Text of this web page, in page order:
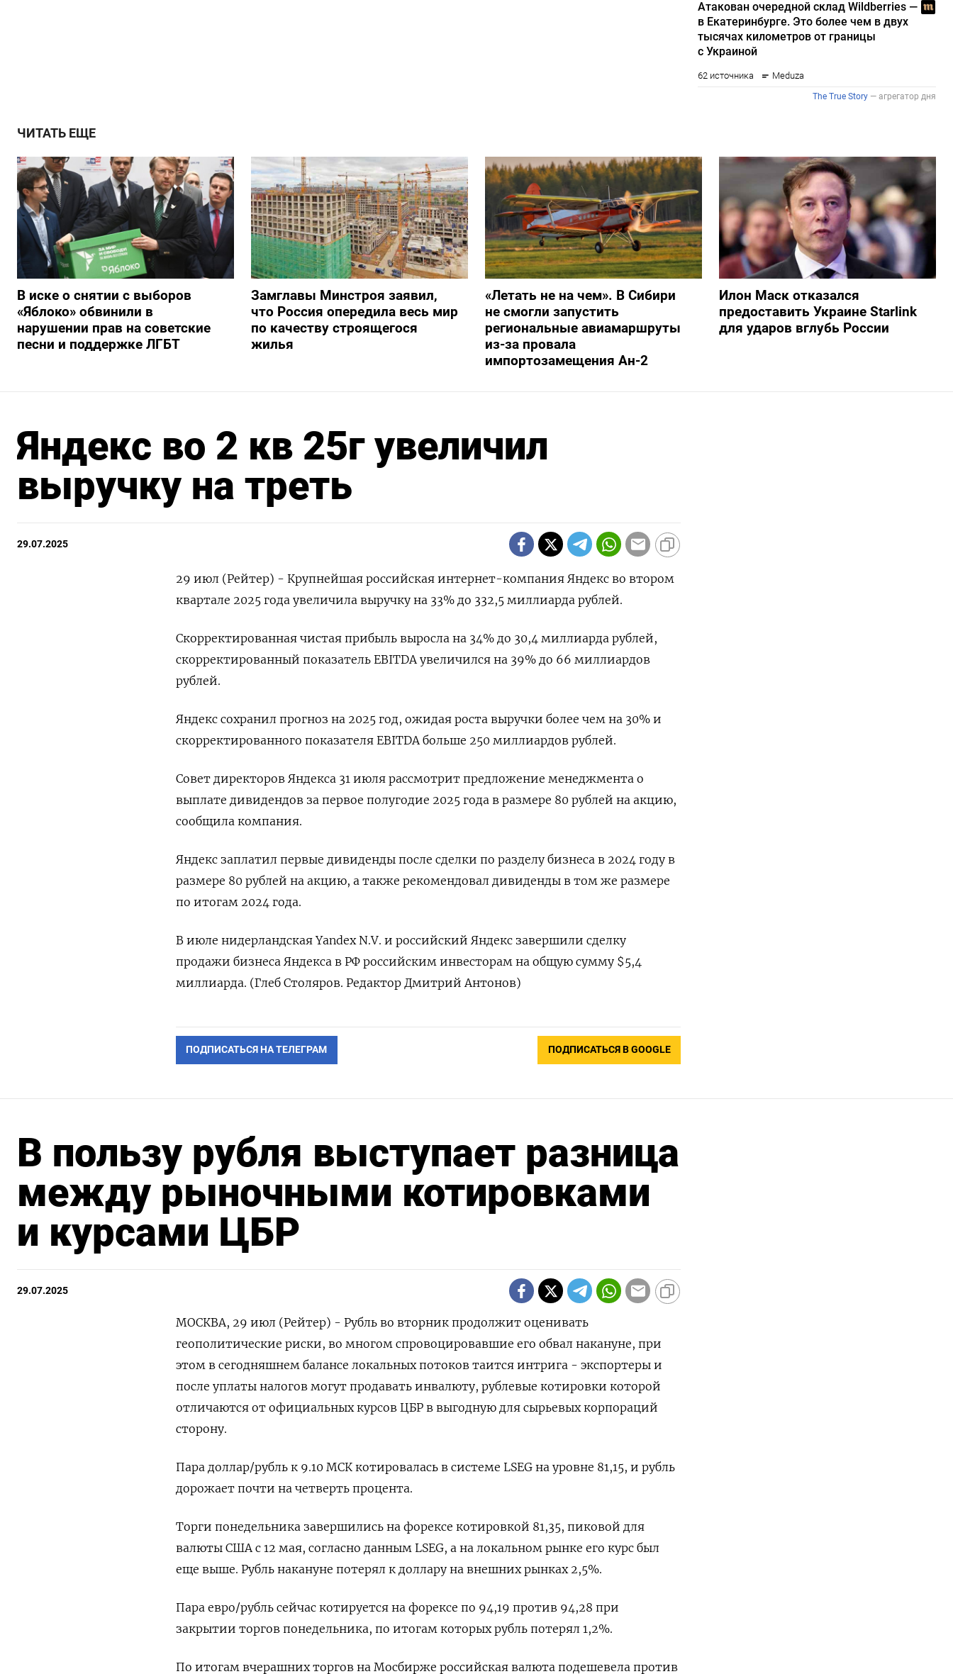
ЧИТАТЬ ЕЩЕ
В иске о снятии с выборов
«Яблоко» обвинили в
нарушении прав на советские
песни и поддержке ЛГБТ
Замглавы Минстроя заявил,
что Россия опередила весь мир
по качеству строящегося
жилья
«Летать не на чем». В Сибири
не смогли запустить
региональные авиамаршруты
из-за провала
импортозамещения Ан-2
Илон Маск отказался
предоставить Украине Starlink
для ударов вглубь России
Яндекс во 2 кв 25г увеличил
выручку на треть
29.07.2025
29 июл (Рейтер) - Крупнейшая российская интернет-компания Яндекс во втором
квартале 2025 года увеличила выручку на 33% до 332,5 миллиарда рублей.
Скорректированная чистая прибыль выросла на 34% до 30,4 миллиарда рублей,
скорректированный показатель EBITDA увеличился на 39% до 66 миллиардов
рублей.
Яндекс сохранил прогноз на 2025 год, ожидая роста выручки более чем на 30% и
скорректированного показателя EBITDA больше 250 миллиардов рублей.
Совет директоров Яндекса 31 июля рассмотрит предложение менеджмента о
выплате дивидендов за первое полугодие 2025 года в размере 80 рублей на акцию,
сообщила компания.
Яндекс заплатил первые дивиденды после сделки по разделу бизнеса в 2024 году в
размере 80 рублей на акцию, а также рекомендовал дивиденды в том же размере
по итогам 2024 года.
В июле нидерландская Yandex N.V. и российский Яндекс завершили сделку
продажи бизнеса Яндекса в РФ российским инвесторам на общую сумму $5,4
миллиарда. (Глеб Столяров. Редактор Дмитрий Антонов)
ПОДПИСАТЬСЯ НА ТЕЛЕГРАМ ПОДПИСАТЬСЯ В GOOGLE
В пользу рубля выступает разница
между рыночными котировками
и курсами ЦБР
29.07.2025
МОСКВА, 29 июл (Рейтер) - Рубль во вторник продолжит оценивать
геополитические риски, во многом спровоцировавшие его обвал накануне, при
этом в сегодняшнем балансе локальных потоков таится интрига - экспортеры и
после уплаты налогов могут продавать инвалюту, рублевые котировки которой
отличаются от официальных курсов ЦБР в выгодную для сырьевых корпораций
сторону.
Пара доллар/рубль к 9.10 МСК котировалась в системе LSEG на уровне 81,15, и рубль
дорожает почти на четверть процента.
Торги понедельника завершились на форексе котировкой 81,35, пиковой для
валюты США с 12 мая, согласно данным LSEG, а на локальном рынке его курс был
еще выше. Рубль накануне потерял к доллару на внешних рынках 2,5%.
Пара евро/рубль сейчас котируется на форексе по 94,19 против 94,28 при
закрытии торгов понедельника, по итогам которых рубль потерял 1,2%.
По итогам вчерашних торгов на Мосбирже российская валюта подешевела против